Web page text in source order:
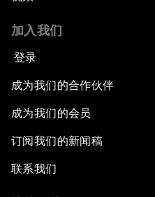
加入我们
登录
成为我们的合作伙伴
成为我们的会员
订阅我们的新闻稿
联系我们